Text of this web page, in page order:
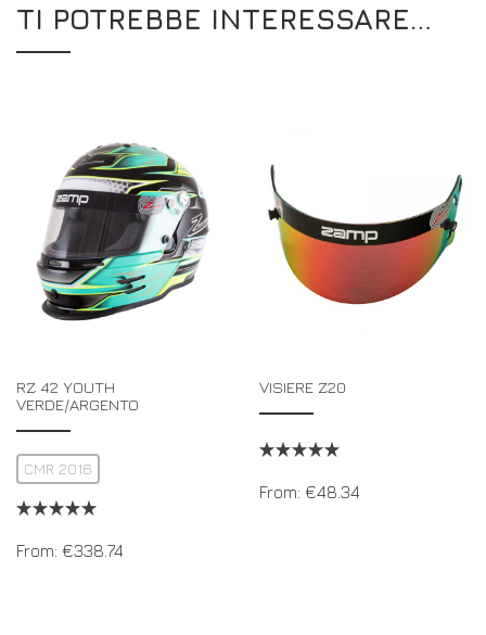
TI POTREBBE INTERESSARE…
RZ 42 YOUTH
VERDE/ARGENTO
CMR 2016
From: €338.74
VISIERE Z20
From: €48.34